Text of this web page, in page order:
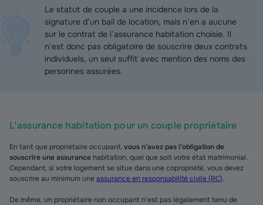
Le statut de couple a une incidence lors de la
signature d’un bail de location, mais n’en a aucune
sur le contrat de l’assurance habitation choisie. Il
n’est donc pas obligatoire de souscrire deux contrats
individuels, un seul suffit avec mention des noms des
personnes assurées.
L’assurance habitation pour un couple propriétaire
En tant que propriétaire occupant, vous n’avez pas l’obligation de
souscrire une assurance habitation, quel que soit votre état matrimonial.
Cependant, si votre logement se situe dans une copropriété, vous devez
souscrire au minimum uneassurance en responsabilité civile (RC).
De même, un propriétaire non occupant n’est pas légalement tenu de